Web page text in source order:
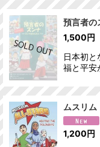
預言者の
1,500円
日本初
福と平
ムスリ
1,200円